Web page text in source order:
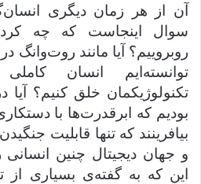
آن از هر زمان دیگری
سوال اینجاست که چه
توانسته‌ایم انسان
تکنولوژیکمان خلق کنیم؟
بودیم که ابرقدرت‌ها با
بیافرینند که تنها قابلیت
و جهان دیجیتال چنین
این که به گفته‌ی بسیاری از